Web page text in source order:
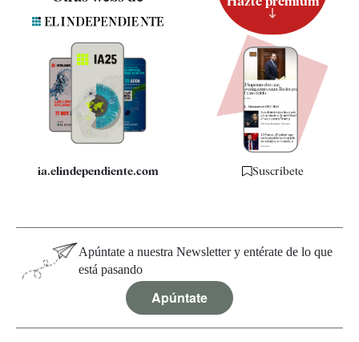
Quiénes somos
Especificaciones
ia.elindependiente.com Suscríbete
Apúntate a nuestra Newsletter y entérate de lo que
está pasando
Apúntate